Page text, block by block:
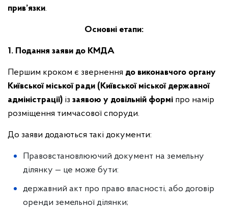
прив’язки.
Основні етапи:
1. Подання заяви до КМДА
Першим кроком є звернення до виконавчого органу
Київської міської ради (Київської міської державної
адміністрації) із заявою у довільній формі про намір
розміщення тимчасової споруди.
До заяви додаються такі документи:
Правовстановлюючий документ на земельну
ділянку — це може бути:
державний акт про право власності, або договір
оренди земельної ділянки;